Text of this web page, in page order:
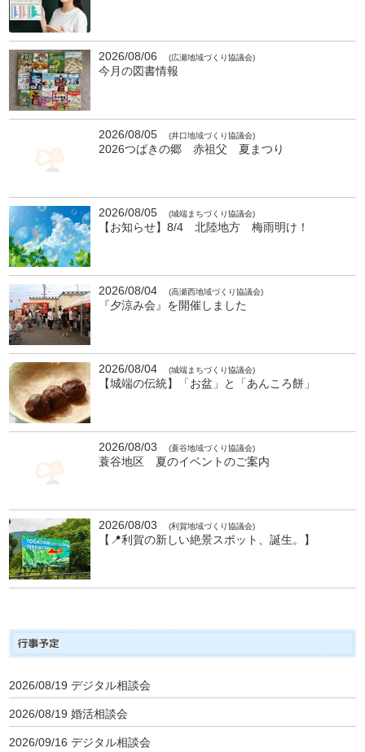
2026/08/06(広瀬地域づくり協議会)
今月の図書情報
2026/08/05(井口地域づくり協議会)
2026つばきの郷 赤祖父 夏まつり
2026/08/05(城端まちづくり協議会)
【お知らせ】8/4 北陸地方 梅雨明け！
2026/08/04(高瀬西地域づくり協議会)
『夕涼み会』を開催しました
2026/08/04(城端まちづくり協議会)
【城端の伝統】「お盆」と「あんころ餅」
2026/08/03(蓑谷地域づくり協議会)
蓑谷地区 夏のイベントのご案内
2026/08/03(利賀地域づくり協議会)
【📍利賀の新しい絶景スポット、誕生。】
2026/08/19デジタル相談会
2026/08/19婚活相談会
2026/09/16デジタル相談会